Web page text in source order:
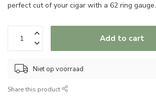
perfect cut of your cigar with a 62 ring gauge.
Add to cart
Niet op voorraad
Share this product